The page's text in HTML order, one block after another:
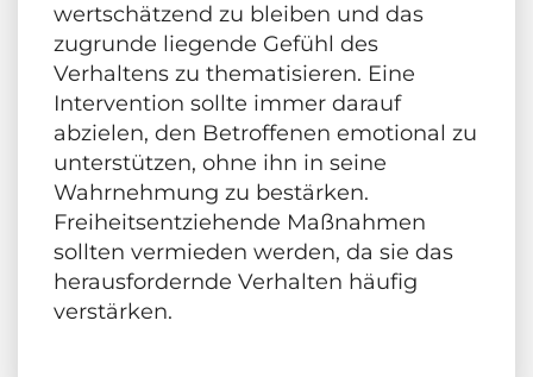
wertschätzend zu bleiben und das
zugrunde liegende Gefühl des
Verhaltens zu thematisieren. Eine
Intervention sollte immer darauf
abzielen, den Betroffenen emotional zu
unterstützen, ohne ihn in seine
Wahrnehmung zu bestärken.
Freiheitsentziehende Maßnahmen
sollten vermieden werden, da sie das
herausfordernde Verhalten häufig
verstärken.